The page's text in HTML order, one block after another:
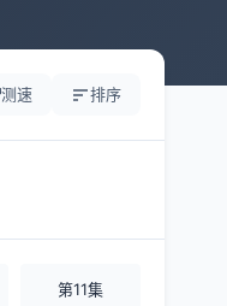
测速 排序
第11集